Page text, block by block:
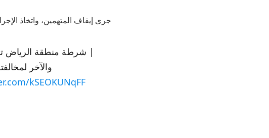
جرى إيقاف المتهمين، واتخاذ
| شرطة منطقة الرياض
والآخر
kSEOKUNqFF